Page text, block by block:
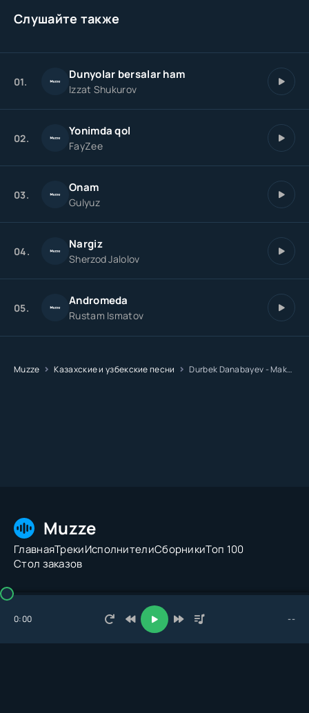
Слушайте также
01. Dunyolar bersalar ham
Izzat Shukurov
02. Yonimda qol
FayZee
03. Onam
Gulyuz
04. Nargiz
Sherzod Jalolov
05. Andromeda
Rustam Ismatov
Muzze Казахские и узбекские песни Durbek Danabayev - Maktabim
Muzze
ГлавнаяТрекиИсполнителиСборникиТоп 100
Стол заказов
© 2026 Muzze.net. Все права защищены. Администрация:
admin@muzze.net
0:00 --